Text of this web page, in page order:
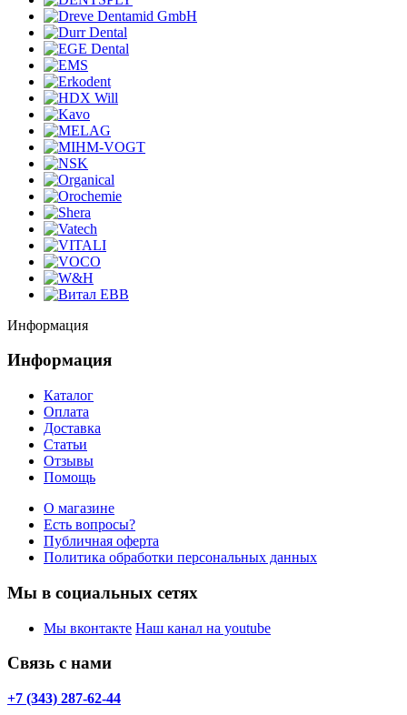
Информация
Информация
Каталог
Оплата
Доставка
Статьи
Отзывы
Помощь
О магазине
Есть вопросы?
Публичная оферта
Политика обработки персональных данных
Мы в социальных сетях
Мы вконтакте Наш канал на youtube
Связь с нами
+7 (343) 287-62-44